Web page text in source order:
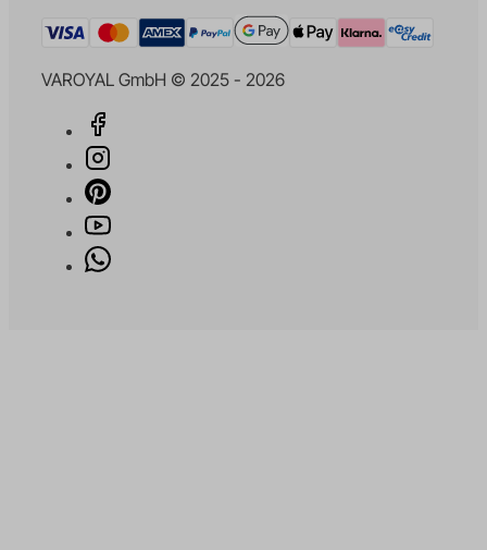
VAROYAL GmbH © 2025 - 2026